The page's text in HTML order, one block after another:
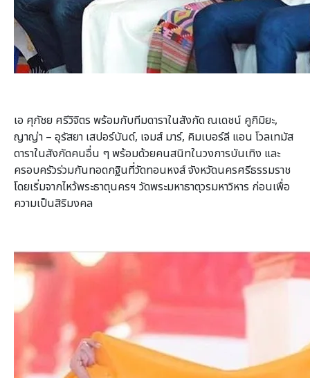
เอ ศุภัชย ศรีวิจิตร พร้อมกับทีมดาราในสังกัด ณเดชน์ คูกิมิยะ,
ญาญ่า – อุรัสยา เสปอร์บันด์, เจมส์ มาร์, คิมเบอร์ลี แอน โวลเทมัส
ดาราในสังกัดคนอื่น ๆ พร้อมด้วยคนสนิทในวงการบันเทิง และ
ครอบครัวร่วมกันทอดกฐินที่วัดทอนหงส์ จังหวัดนครศรีธรรมราช
โดยเริ่มจากไหว้พระธาตุนครฯ วัดพระมหาธาตุวรมหาวิหาร ก่อนเพื่อ
ความเป็นสิริมงคล